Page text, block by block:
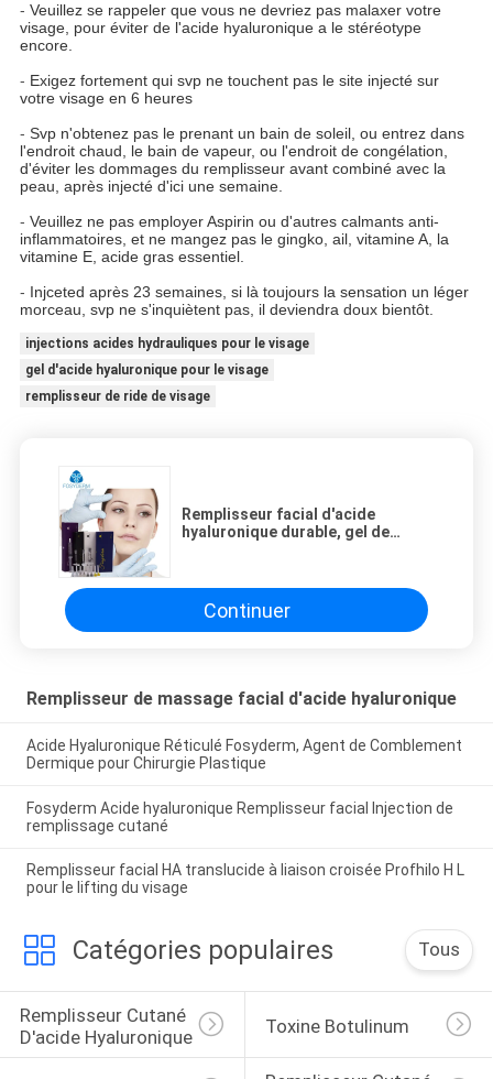
- Veuillez se rappeler que vous ne devriez pas malaxer votre
visage, pour éviter de l'acide hyaluronique a le stéréotype
encore.
- Exigez fortement qui svp ne touchent pas le site injecté sur
votre visage en 6 heures
- Svp n'obtenez pas le prenant un bain de soleil, ou entrez dans
l'endroit chaud, le bain de vapeur, ou l'endroit de congélation,
d'éviter les dommages du remplisseur avant combiné avec la
peau, après injecté d'ici une semaine.
- Veuillez ne pas employer Aspirin ou d'autres calmants anti-
inflammatoires, et ne mangez pas le gingko, ail, vitamine A, la
vitamine E, acide gras essentiel.
- Injceted après 23 semaines, si là toujours la sensation un léger
morceau, svp ne s'inquiètent pas, il deviendra doux bientôt.
injections acides hydrauliques pour le visage
gel d'acide hyaluronique pour le visage
remplisseur de ride de visage
Remplisseur facial d'acide
hyaluronique durable, gel de
Continuer
Remplisseur de massage facial d'acide hyaluronique
Acide Hyaluronique Réticulé Fosyderm, Agent de Comblement
Dermique pour Chirurgie Plastique
Fosyderm Acide hyaluronique Remplisseur facial Injection de
remplissage cutané
Remplisseur facial HA translucide à liaison croisée Profhilo H L
pour le lifting du visage
Catégories populaires Tous
Remplisseur Cutané
D'acide Hyaluronique
Toxine Botulinum